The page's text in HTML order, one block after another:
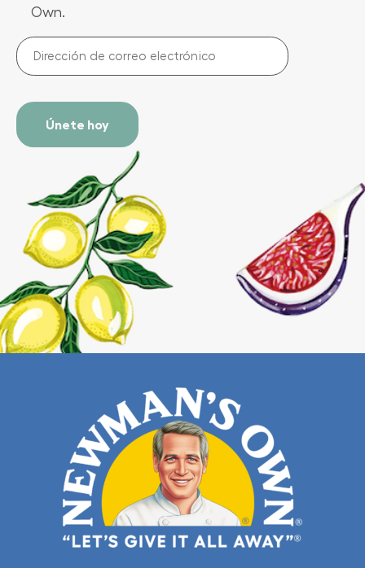
Own.
Dirección
de
electrónico
(Required)